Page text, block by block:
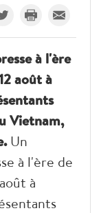
à l'ère
août à
Vietnam,
Un
à l'ère de
à